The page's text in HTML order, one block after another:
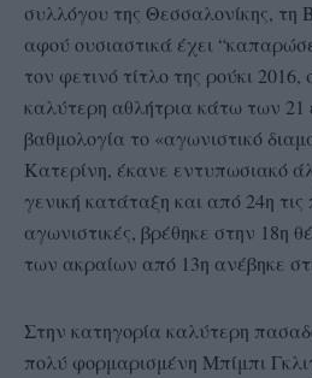
συλλόγου της Θεσσαλονίκης, τη
αφού ουσιαστικά έχει
τον φετινό τίτλο της ρούκι
καλύτερη αθλήτρια κάτω των 21
βαθμολογία το «αγωνιστικό
Κατερίνη, έκανε εντυπωσιακό
γενική κατάταξη και από 24η
αγωνιστικές, βρέθηκε στην 18η
των ακραίων από 13η ανέβηκε
Στην κατηγορία καλύτερη
πολύ φορμαρισμένη Μπίμπι